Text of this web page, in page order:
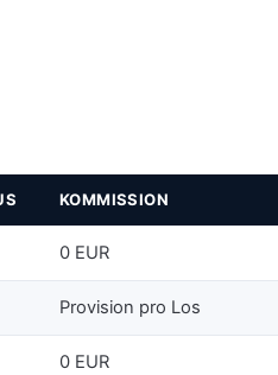
KOMMISSION
0 EUR
Provision pro Los
0 EUR